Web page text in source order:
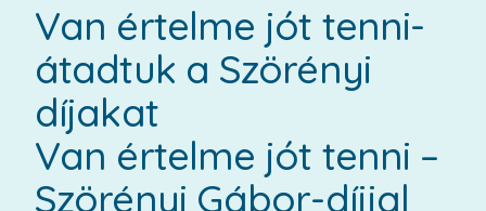
Van értelme jót tenni-
átadtuk a Szörényi
díjakat
Van értelme jót tenni –
Szörényi Gábor-díjjal